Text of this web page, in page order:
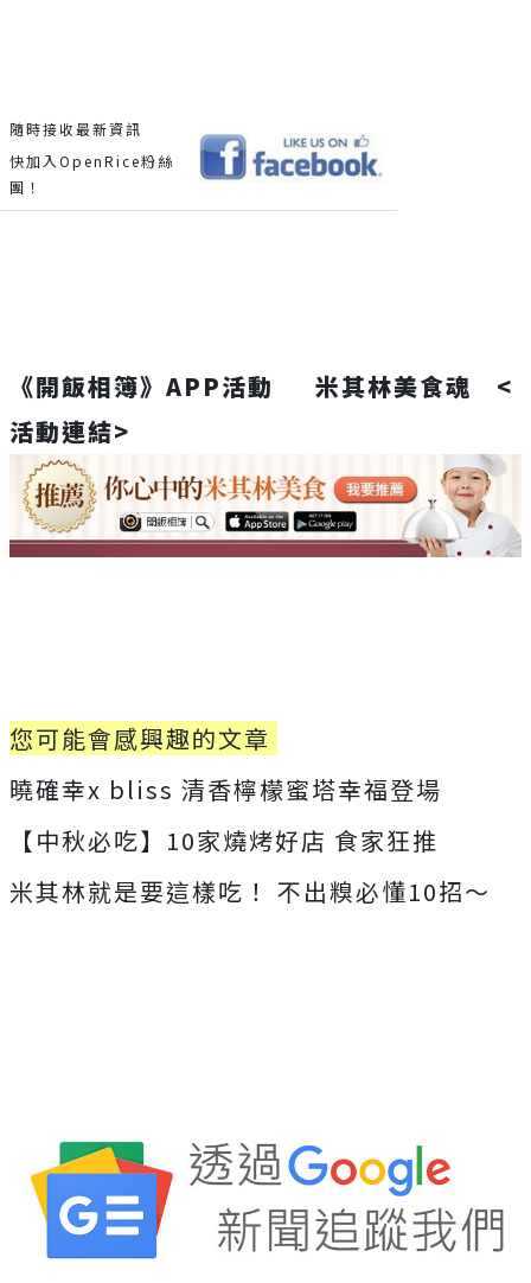
隨時接收最新資訊
快加入OpenRice粉絲
團！
《開飯相簿》APP活動 米其林美食魂 <
活動連結>
您可能會感興趣的文章
曉確幸x bliss 清香檸檬蜜塔幸福登場
【中秋必吃】10家燒烤好店 食家狂推
米其林就是要這樣吃！ 不出糗必懂10招～